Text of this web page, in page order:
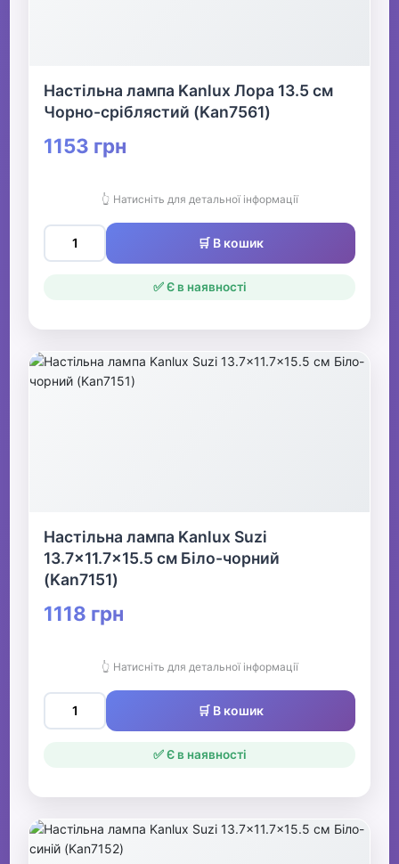
Настільна лампа Kanlux Лора 13.5 см
Чорно-сріблястий (Kan7561)
1153 грн
👆 Натисніть для детальної інформації
🛒 В кошик
✅ Є в наявності
Настільна лампа Kanlux Suzi
13.7x11.7x15.5 см Біло-чорний
(Kan7151)
1118 грн
👆 Натисніть для детальної інформації
🛒 В кошик
✅ Є в наявності